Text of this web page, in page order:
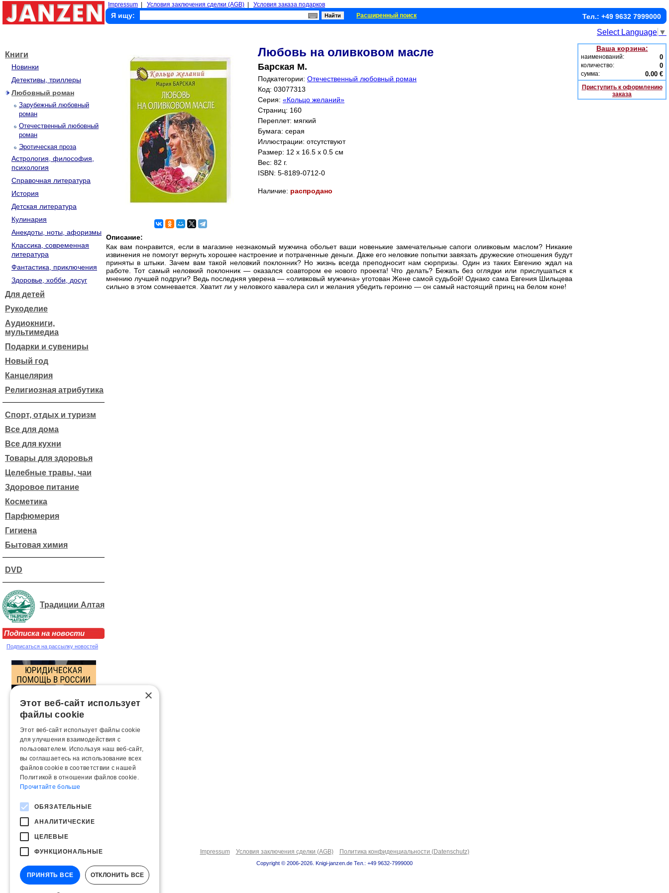
Impressum Условия заключения сделки (AGB) Условия заказа подарков
Я ищу: Расширенный поиск Тел.: +49 9632 7999000
Select Language ▼
Книги
Новинки
Детективы, триллеры
Любовный роман
Зарубежный любовный
роман
Отечественный любовный
роман
Эротическая проза
Астрология, философия,
психология
Справочная литература
История
Детская литература
Кулинария
Анекдоты, ноты, афоризмы
Классика, современная
литература
Фантастика, приключения
Здоровье, хобби, досуг
Для детей
Рукоделие
Аудиокниги,
мультимедиа
Подарки и сувениры
Новый год
Канцелярия
Религиозная атрибутика
Спорт, отдых и туризм
Все для дома
Все для кухни
Товары для здоровья
Целебные травы, чаи
Здоровое питание
Косметика
Парфюмерия
Гигиена
Бытовая химия
DVD
Традиции Алтая
Подписка на новости
Подписаться на рассылку новостей
Любовь на оливковом масле
Барская М.
Подкатегории: Отечественный любовный роман
Код: 03077313
Серия: «Кольцо желаний»
Страниц: 160
Переплет: мягкий
Бумага: серая
Иллюстрации: отсутствуют
Размер: 12 x 16.5 x 0.5 см
Вес: 82 г.
ISBN: 5-8189-0712-0
Наличие: распродано
Описание:
Как вам понравится, если в магазине незнакомый мужчина обольет ваши новенькие замечательные сапоги оливковым маслом? Никакие
извинения не помогут вернуть хорошее настроение и потраченные деньги. Даже его неловкие попытки завязать дружеские отношения будут
приняты в штыки. Зачем вам такой неловкий поклонник? Но жизнь всегда преподносит нам сюрпризы. Один из таких Евгению ждал на
работе. Тот самый неловкий поклонник — оказался соавтором ее нового проекта! Что делать? Бежать без оглядки или прислушаться к
мнению лучшей подруги? Ведь последняя уверена — «оливковый мужчина» уготован Жене самой судьбой! Однако сама Евгения Шильцева
сильно в этом сомневается. Хватит ли у неловкого кавалера сил и желания убедить героиню — он самый настоящий принц на белом коне!
Ваша корзина:
наименований: 0
количество: 0
сумма: 0.00 €
Приступить к оформлению
заказа
Impressum Условия заключения сделки (AGB) Политика конфиденциальности (Datenschutz)
Copyright © 2006-2026. Knigi-janzen.de Тел.: +49 9632-7999000
×
Этот веб-сайт использует
файлы cookie
Этот веб-сайт использует файлы cookie
для улучшения взаимодействия с
пользователем. Используя наш веб-сайт,
вы соглашаетесь на использование всех
файлов cookie в соответствии с нашей
Политикой в ​​отношении файлов cookie.
Прочитайте больше
ОБЯЗАТЕЛЬНЫЕ
АНАЛИТИЧЕСКИЕ
ЦЕЛЕВЫЕ
ФУНКЦИОНАЛЬНЫЕ
ПРИНЯТЬ ВСЕ ОТКЛОНИТЬ ВСЕ